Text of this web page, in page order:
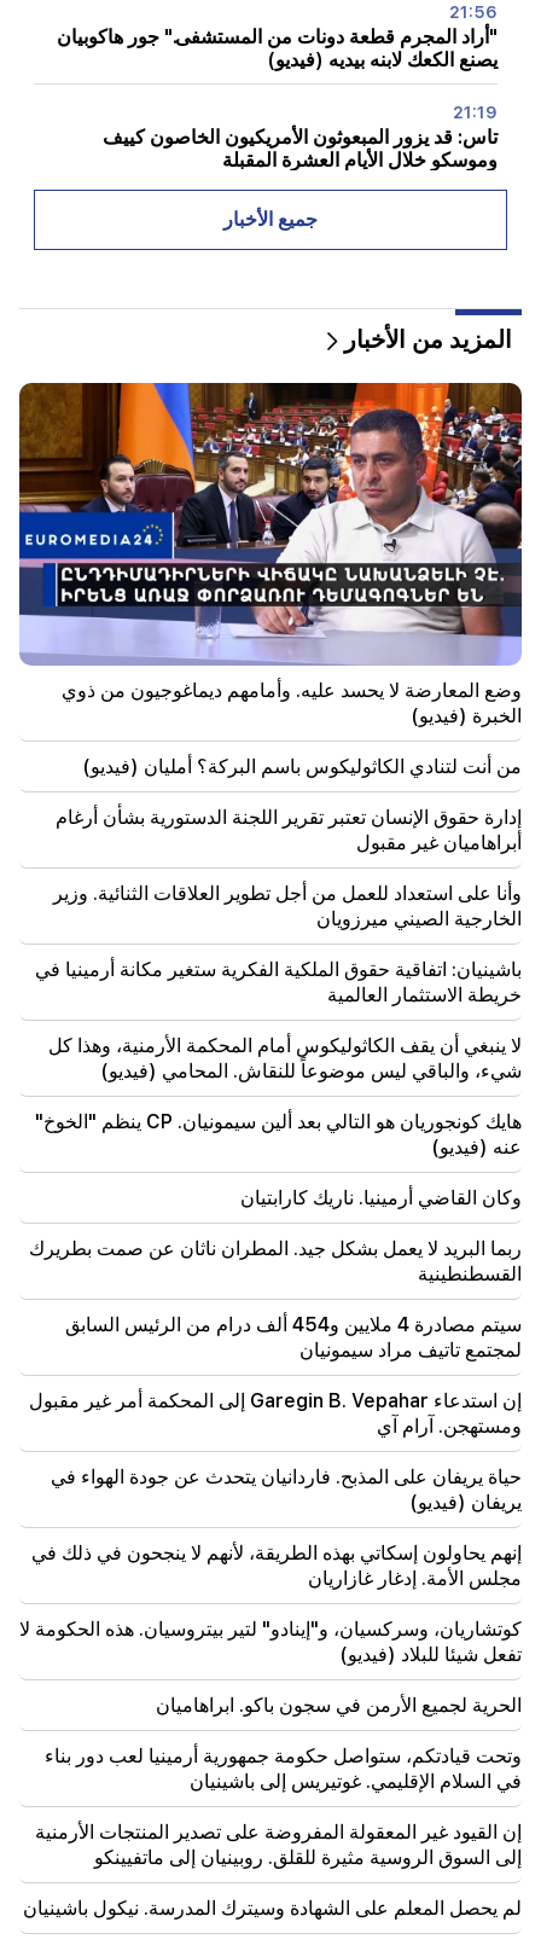
21:56
"أراد المجرم قطعة دونات من المستشفى." جور هاكوبيان
يصنع الكعك لابنه بيديه (فيديو)
21:19
تاس: قد يزور المبعوثون الأمريكيون الخاصون كييف
وموسكو خلال الأيام العشرة المقبلة
سيتم تغريم المؤثرين بمبلغ 5000 دولار بسبب الإعلانات
20:38
من أنت لتنادي الكاثوليكوس باسم البركة؟ أمليان (فيديو)
20:20
سوف يتدفق المال مثل النهر. ستصبح علامات الأبراج الثلاثة
هذه غنية في أواخر أغسطس
19:36
حريق كبير في أحد المباني الشاهقة في سايات نوفا. وتم
إجلاء السكان
19:34 مهم
إدارة حقوق الإنسان تعتبر تقرير اللجنة الدستورية بشأن
أرغام أبراهاميان غير مقبول
19:06
مطلوب كجزء من الإجراءات الجنائية
18:44
روبيو: خصصت الولايات المتحدة 201 مليون دولار لتطوير
اتفاقية "تريب" والممر الأوسط
18:34
وأنا على استعداد للعمل من أجل تطوير العلاقات الثنائية.
وزير الخارجية الصيني ميرزويان
18:00
يجب أن أثبت أنني جدير في الملعب. مخيتاريان يتحدث عن
مستقبله في الإنتر.
17:42
باشينيان: اتفاقية حقوق الملكية الفكرية ستغير مكانة أرمينيا
في خريطة الاستثمار العالمية
17:34
تستعد بريطانيا العظمى لموجة حر جديدة. ستصل درجة
الحرارة إلى 36 درجة مئوية
17:00 مهم
سوف يبتعد الغرب عن أرمينيا. وحذر ميدفيديف يريفان
16:22
انفجرت الطائرة بدون طيار في بلغاريا بالقرب من خط
أنابيب الغاز الذي يربط تركيا وأوكرانيا
16:06
وضعت إيران شرطًا للولايات المتحدة لفتح مضيق هرمز
15:47
بدأت تركيا بتقييد حركة السفن التجارية في البحر الأسود
جميع الأخبار
المزيد من الأخبار
وضع المعارضة لا يحسد عليه. وأمامهم ديماغوجيون من ذوي
الخبرة (فيديو)
من أنت لتنادي الكاثوليكوس باسم البركة؟ أمليان (فيديو)
إدارة حقوق الإنسان تعتبر تقرير اللجنة الدستورية بشأن أرغام
أبراهاميان غير مقبول
وأنا على استعداد للعمل من أجل تطوير العلاقات الثنائية. وزير
الخارجية الصيني ميرزويان
باشينيان: اتفاقية حقوق الملكية الفكرية ستغير مكانة أرمينيا في
خريطة الاستثمار العالمية
لا ينبغي أن يقف الكاثوليكوس أمام المحكمة الأرمنية، وهذا كل
شيء، والباقي ليس موضوعاً للنقاش. المحامي (فيديو)
هايك كونجوريان هو التالي بعد ألين سيمونيان. CP ينظم "الخوخ"
عنه (فيديو)
وكان القاضي أرمينيا. ناريك كارابتيان
ربما البريد لا يعمل بشكل جيد. المطران ناثان عن صمت بطريرك
القسطنطينية
سيتم مصادرة 4 ملايين و454 ألف درام من الرئيس السابق
لمجتمع تاتيف مراد سيمونيان
إن استدعاء Garegin B. Vepahar إلى المحكمة أمر غير مقبول
ومستهجن. آرام آي
حياة يريفان على المذبح. فاردانيان يتحدث عن جودة الهواء في
يريفان (فيديو)
إنهم يحاولون إسكاتي بهذه الطريقة، لأنهم لا ينجحون في ذلك في
مجلس الأمة. إدغار غازاريان
كوتشاريان، وسركسيان، و"إينادو" لتير بيتروسيان. هذه الحكومة لا
تفعل شيئا للبلاد (فيديو)
الحرية لجميع الأرمن في سجون باكو. ابراهاميان
وتحت قيادتكم، ستواصل حكومة جمهورية أرمينيا لعب دور بناء
في السلام الإقليمي. غوتيريس إلى باشينيان
إن القيود غير المعقولة المفروضة على تصدير المنتجات الأرمنية
إلى السوق الروسية مثيرة للقلق. روبينيان إلى ماتفيينكو
لم يحصل المعلم على الشهادة وسيترك المدرسة. نيكول باشينيان